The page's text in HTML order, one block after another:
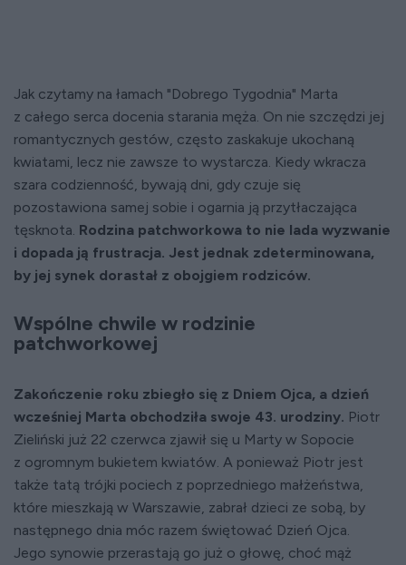
Jak czytamy na łamach "Dobrego Tygodnia" Marta
z całego serca docenia starania męża. On nie szczędzi jej
romantycznych gestów, często zaskakuje ukochaną
kwiatami, lecz nie zawsze to wystarcza. Kiedy wkracza
szara codzienność, bywają dni, gdy czuje się
pozostawiona samej sobie i ogarnia ją przytłaczająca
tęsknota. Rodzina patchworkowa to nie lada wyzwanie
i dopada ją frustracja. Jest jednak zdeterminowana,
by jej synek dorastał z obojgiem rodziców.
Wspólne chwile w rodzinie
patchworkowej
Zakończenie roku zbiegło się z Dniem Ojca, a dzień
wcześniej Marta obchodziła swoje 43. urodziny. Piotr
Zieliński już 22 czerwca zjawił się u Marty w Sopocie
z ogromnym bukietem kwiatów. A ponieważ Piotr jest
także tatą trójki pociech z poprzedniego małżeństwa,
które mieszkają w Warszawie, zabrał dzieci ze sobą, by
następnego dnia móc razem świętować Dzień Ojca.
Jego synowie przerastają go już o głowę, choć mąż